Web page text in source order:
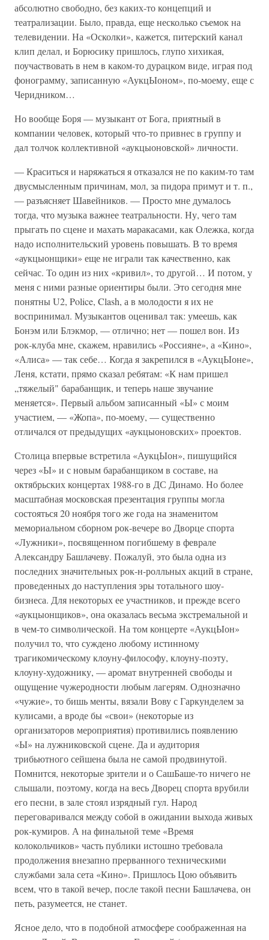
абсолютно свободно, без каких-то концепций и
театрализации. Было, правда, еще несколько съемок на
телевидении. На «Осколки», кажется, питерский канал
клип делал, и Борюсику пришлось, глупо хихикая,
поучаствовать в нем в каком-то дурацком виде, играя под
фонограмму, записанную «АукцЫоном», по-моему, еще с
Черидником…
Но вообще Боря — музыкант от Бога, приятный в
компании человек, который что-то привнес в группу и
дал толчок коллективной «аукцыоновской» личности.
— Краситься и наряжаться я отказался не по каким-то там
двусмысленным причинам, мол, за пидора примут и т. п.,
— разъясняет Шавейников. — Просто мне думалось
тогда, что музыка важнее театральности. Ну, чего там
прыгать по сцене и махать маракасами, как Олежка, когда
надо исполнительский уровень повышать. В то время
«аукцыонщики» еще не играли так качественно, как
сейчас. То один из них «кривил», то другой… И потом, у
меня с ними разные ориентиры были. Это сегодня мне
понятны U2, Police, Clash, а в молодости я их не
воспринимал. Музыкантов оценивал так: умеешь, как
Бонэм или Блэкмор, — отлично; нет — пошел вон. Из
рок-клуба мне, скажем, нравились «Россияне», а «Кино»,
«Алиса» — так себе… Когда я закрепился в «АукцЫоне»,
Леня, кстати, прямо сказал ребятам: «К нам пришел
„тяжелый" барабанщик, и теперь наше звучание
меняется». Первый альбом записанный «Ы» с моим
участием, — «Жопа», по-моему, — существенно
отличался от предыдущих «аукцыоновских» проектов.
Столица впервые встретила «АукцЫон», пишущийся
через «Ы» и с новым барабанщиком в составе, на
октябрьских концертах 1988-го в ДС Динамо. Но более
масштабная московская презентация группы могла
состояться 20 ноября того же года на знаменитом
мемориальном сборном рок-вечере во Дворце спорта
«Лужники», посвященном погибшему в феврале
Александру Башлачеву. Пожалуй, это была одна из
последних значительных рок-н-ролльных акций в стране,
проведенных до наступления эры тотального шоу-
бизнеса. Для некоторых ее участников, и прежде всего
«аукцыонщиков», она оказалась весьма экстремальной и
в чем-то символической. На том концерте «АукцЫон»
получил то, что суждено любому истинному
трагикомическому клоуну-философу, клоуну-поэту,
клоуну-художнику, — аромат внутренней свободы и
ощущение чужеродности любым лагерям. Однозначно
«чужие», то бишь менты, вязали Вову с Гаркунделем за
кулисами, а вроде бы «свои» (некоторые из
организаторов мероприятия) противились появлению
«Ы» на лужниковской сцене. Да и аудитория
трибьютного сейшена была не самой продвинутой.
Помнится, некоторые зрители и о СашБаше-то ничего не
слышали, поэтому, когда на весь Дворец спорта врубили
его песни, в зале стоял изрядный гул. Народ
переговаривался между собой в ожидании выхода живых
рок-кумиров. А на финальной теме «Время
колокольчиков» часть публики истошно требовала
продолжения внезапно прерванного техническими
службами зала сета «Кино». Пришлось Цою объявить
всем, что в такой вечер, после такой песни Башлачева, он
петь, разумеется, не станет.
Ясное дело, что в подобной атмосфере соображенная на